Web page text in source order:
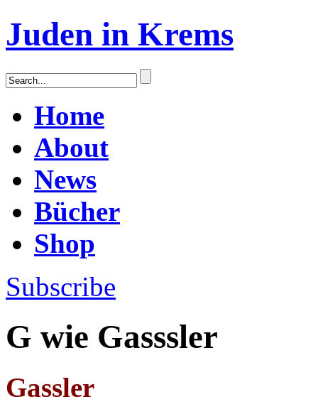
Juden in Krems
Home
About
News
Bücher
Shop
Subscribe
G wie Gasssler
Gassler